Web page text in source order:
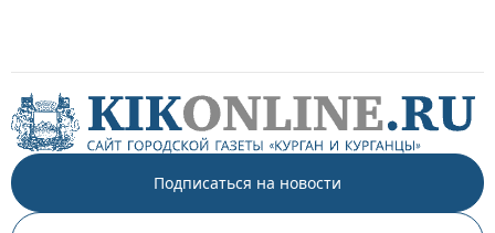
Подписаться на новости